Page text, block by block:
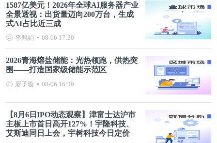
1587亿美元！2026年全球AI服务器产业
全景透视：出货量迈向200万台，生成
式AI占比近三成
李佩娟 08-06 17:30
2026青海熔盐储能：光热领跑，供热突
围——打造国家级储能示范区
廖子璇 08-06 16:30
【8月6日IPO动态观察】津富士达沪市
主板上市首日高开127%！宇隆科技、
艾斯迪同日上会，宇树科技今日定价